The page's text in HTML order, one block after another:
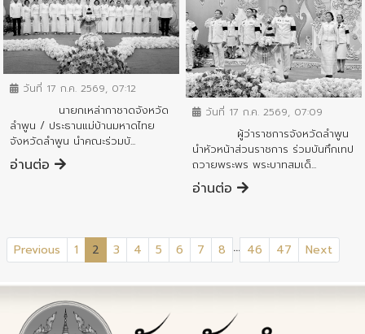
ข่าวกิจกรรมสำคัญจังหวัด
วันที่ 17 ก.ค. 2569, 07:12
นายกเหล่ากาชาดจังหวัด
ลำพูน / ประธานแม่บ้านมหาดไทย
จังหวัดลำพูน นำคณะร่วมบั...
อ่านต่อ
ข่าวกิจกรรมสำคัญจังหวัด
วันที่ 17 ก.ค. 2569, 07:09
ผู้ว่าราชการจังหวัดลำพูน
นำหัวหน้าส่วนราชการ ร่วมบันทึกเทป
ถวายพระพร พระบาทสมเด็...
อ่านต่อ
Previous 1 2 (current)
3 4 5 6 7 8 ... 46 47 Next